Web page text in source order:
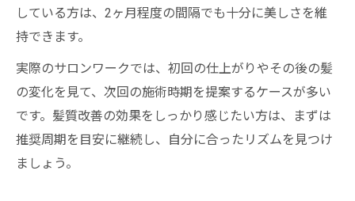
している方は、2ヶ月程度の間隔でも十分に美しさを維
持できます。
実際のサロンワークでは、初回の仕上がりやその後の髪
の変化を見て、次回の施術時期を提案するケースが多い
です。髪質改善の効果をしっかり感じたい方は、まずは
推奨周期を目安に継続し、自分に合ったリズムを見つけ
ましょう。